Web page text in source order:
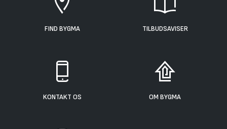
FIND BYGMA TILBUDSAVISER
KONTAKT OS OM BYGMA